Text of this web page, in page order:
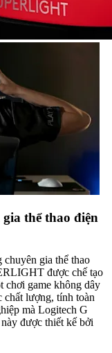
thể thao điện
gia thể thao
được chế tạo
chơi game không dây
chất lượng, tính toàn
mà Logitech G
được thiết kế bởi